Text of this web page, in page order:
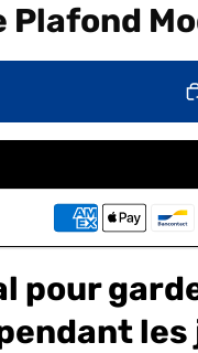
pour
les